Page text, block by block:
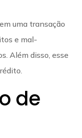
uma transação
e mal-
Além disso, esse
de